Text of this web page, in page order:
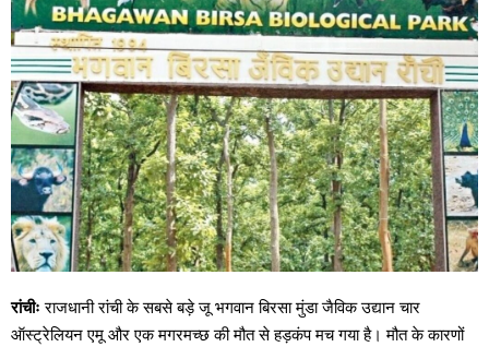
रांचीः राजधानी रांची के सबसे बड़े जू भगवान बिरसा मुंडा जैविक उद्यान चार
ऑस्ट्रेलियन एमू और एक मगरमच्छ की मौत से हड़कंप मच गया है। मौत के कारणों